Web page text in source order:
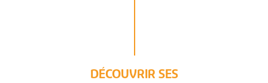
DÉCOUVRIR SES